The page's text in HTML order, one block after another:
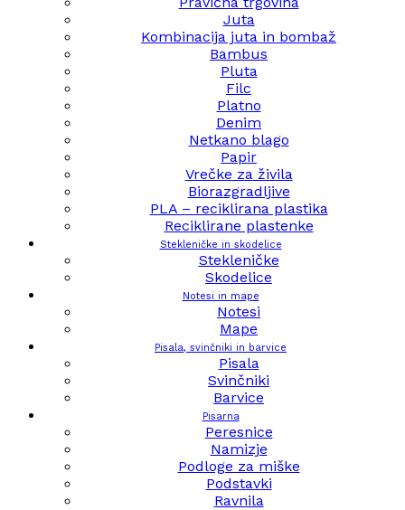
Juta
Kombinacija juta in bombaž
Bambus
Pluta
Filc
Platno
Denim
Netkano blago
Papir
Vrečke za živila
Biorazgradljive
PLA – reciklirana plastika
Reciklirane plastenke
Stekleničke in skodelice
Stekleničke
Skodelice
Notesi in mape
Notesi
Mape
Pisala, svinčniki in barvice
Pisala
Svinčniki
Barvice
Pisarna
Peresnice
Namizje
Podloge za miške
Podstavki
Ravnila